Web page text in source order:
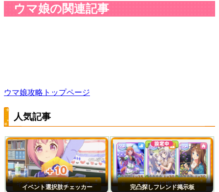
ウマ娘の関連記事
ウマ娘攻略トップページ
人気記事
イベント選択肢チェッカー 完凸探しフレンド掲示板